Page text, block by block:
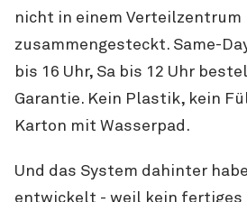
nicht in einem Verteilzentrum
zusammengesteckt. Same-
bis 16 Uhr, Sa bis 12 Uhr
Garantie. Kein Plastik, kein
Karton mit Wasserpad.
Und das System dahinter
entwickelt - weil kein fertiges